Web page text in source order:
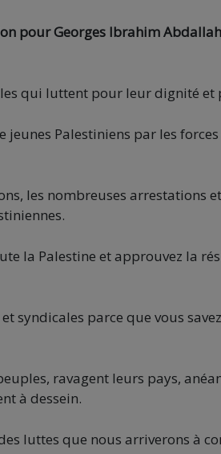
pour Georges Ibrahim
qui luttent pour leur dignité
jeunes Palestiniens par les
les nombreuses arrestations
la Palestine et approuvez la
syndicales parce que vous
ravagent leurs pays,
à dessein.
luttes que nous arriverons à